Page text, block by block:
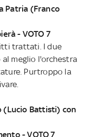
Patria (Franco
- VOTO 7
trattati. I due
meglio l'orchestra
Purtroppo la
(Lucio Battisti) con
- VOTO 7